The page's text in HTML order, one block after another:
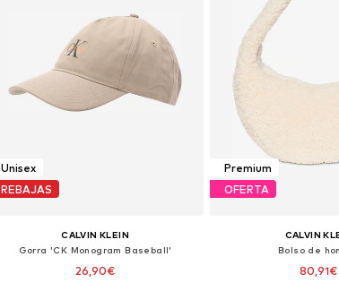
Unisex
REBAJAS
CALVIN KLEIN
Gorra 'CK Monogram Baseball'
26,90€
Premium
OFERTA
CALVIN
Bolso de
80,91€